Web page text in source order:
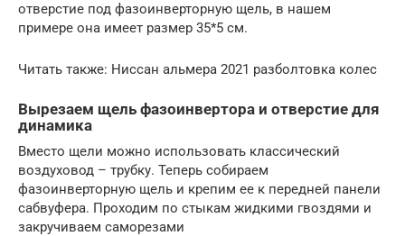
отверстие под фазоинверторную щель, в нашем
примере она имеет размер 35*5 см.
Читать также: Ниссан альмера 2021 разболтовка колес
Вырезаем щель фазоинвертора и отверстие для
динамика
Вместо щели можно использовать классический
воздуховод – трубку. Теперь собираем
фазоинверторную щель и крепим ее к передней панели
сабвуфера. Проходим по стыкам жидкими гвоздями и
закручиваем саморезами